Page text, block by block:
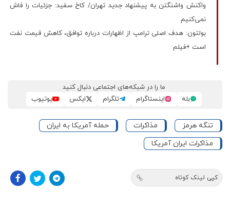
واکنش واشنگتن به پیشنهاد جدید تهران/ کاخ سفید: جزئیات را فاش
نمی‌کنیم
بولتون: هدف اصلی ترامپ از اظهارات درباره توافق، کاهش قیمت نفت
است +فیلم
ما را در شبکه‌های اجتماعی دنبال کنید
بله
اینستاگرام تلگرام ایکس یوتیوب
تنگه هرمز مذاکرات
حمله آمریکا به ایران
مذاکرات ایران آمریکا
کپی لینک کوتاه